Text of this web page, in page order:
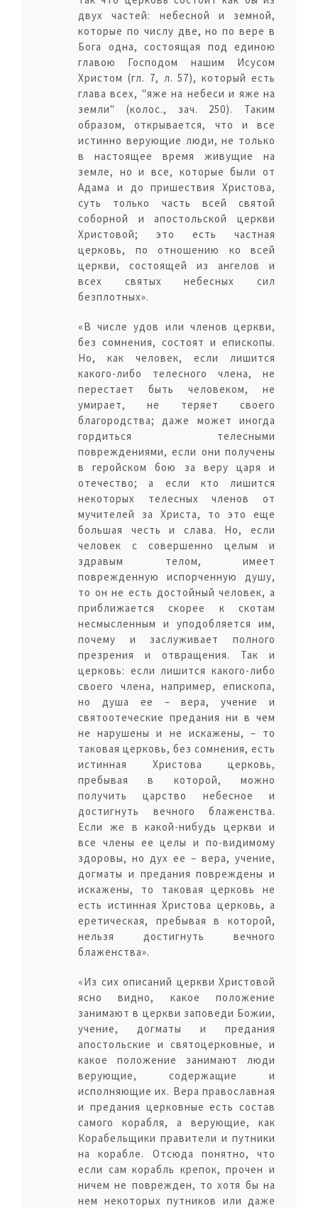
двух частей: небесной и земной,
которые по числу две, но по вере в
Бога одна, состоящая под единою
главою Господом нашим Исусом
Христом (гл. 7, л. 57), который есть
глава всех, "яже на небеси и яже на
земли" (колос., зач. 250). Таким
образом, открывается, что и все
истинно верующие люди, не только
в настоящее время живущие на
земле, но и все, которые были от
Адама и до пришествия Христова,
суть только часть всей святой
соборной и апостольской церкви
Христовой; это есть частная
церковь, по отношению ко всей
церкви, состоящей из ангелов и
всех святых небесных сил
безплотных».
«В числе удов или членов церкви,
без сомнения, состоят и епископы.
Но, как человек, если лишится
какого-либо телесного члена, не
перестает быть человеком, не
умирает, не теряет своего
благородства; даже может иногда
гордиться телесными
повреждениями, если они получены
в геройском бою за веру царя и
отечество; а если кто лишится
некоторых телесных членов от
мучителей за Христа, то это еще
большая честь и слава. Но, если
человек с совершенно целым и
здравым телом, имеет
поврежденную испорченную душу,
то он не есть достойный человек, а
приближается скорее к скотам
несмысленным и уподобляется им,
почему и заслуживает полного
презрения и отвращения. Так и
церковь: если лишится какого-либо
своего члена, например, епископа,
но душа ее – вера, учение и
святоотеческие предания ни в чем
не нарушены и не искажены, – то
таковая церковь, без сомнения, есть
истинная Христова церковь,
пребывая в которой, можно
получить царство небесное и
достигнуть вечного блаженства.
Если же в какой-нибудь церкви и
все члены ее целы и по-видимому
здоровы, но дух ее – вера, учение,
догматы и предания повреждены и
искажены, то таковая церковь не
есть истинная Христова церковь, а
еретическая, пребывая в которой,
нельзя достигнуть вечного
блаженства».
«Из сих описаний церкви Христовой
ясно видно, какое положение
занимают в церкви заповеди Божии,
учение, догматы и предания
апостольские и святоцерковные, и
какое положение занимают люди
верующие, содержащие и
исполняющие их. Вера православная
и предания церковные есть состав
самого корабля, а верующие, как
Корабельщики правители и путники
на корабле. Отсюда понятно, что
если сам корабль крепок, прочен и
ничем не поврежден, то хотя бы на
нем некоторых путников или даже